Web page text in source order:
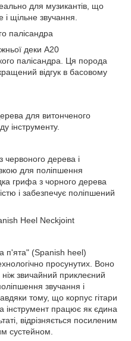
для музикантів, що
і щільне звучання.
палісандра
деки А20
палісандра. Ця порода
відгук в басовому
для витонченого
інструменту.
червоного дерева і
для поліпшення
грифа з чорного дерева
і забезпечує поліпшений
Heel Neckjoint
п'ята" (Spanish heel)
просунутих. Воно
звичайний приклеєний
звучання і
тому, що корпус гітари
інструмент працює як єдина
відрізняється посиленим
сустейном.